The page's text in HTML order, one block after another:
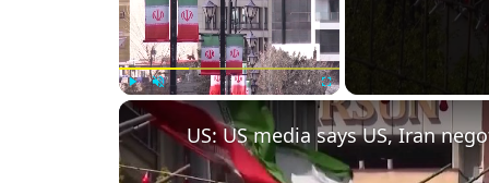
Unmute Fullscreen